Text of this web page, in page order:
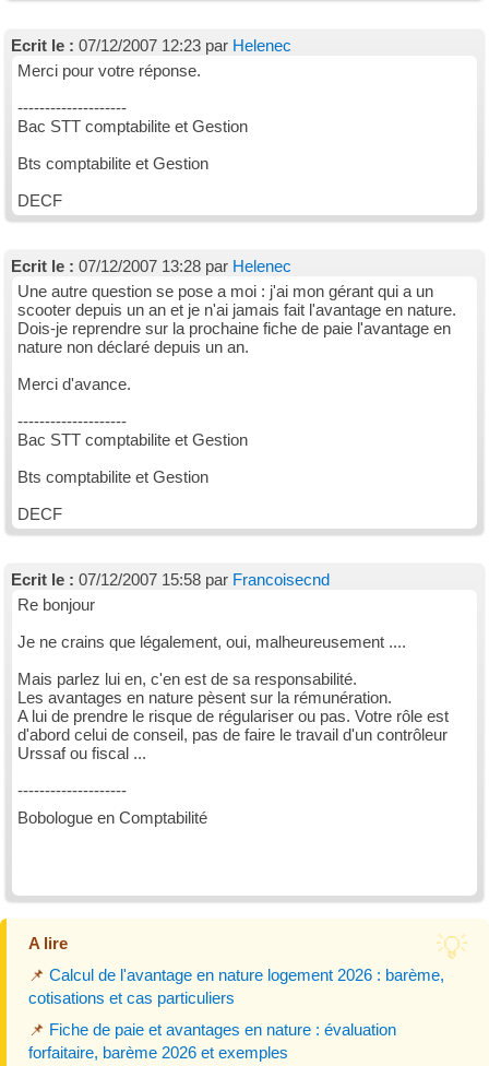
Ecrit le : 07/12/2007 12:23 par Helenec
Merci pour votre réponse.
--------------------
Bac STT comptabilite et Gestion
Bts comptabilite et Gestion
DECF
Ecrit le : 07/12/2007 13:28 par Helenec
Une autre question se pose a moi : j'ai mon gérant qui a un
scooter depuis un an et je n'ai jamais fait l'avantage en nature.
Dois-je reprendre sur la prochaine fiche de paie l'avantage en
nature non déclaré depuis un an.
Merci d'avance.
--------------------
Bac STT comptabilite et Gestion
Bts comptabilite et Gestion
DECF
Ecrit le : 07/12/2007 15:58 par Francoisecnd
Re bonjour
Je ne crains que légalement, oui, malheureusement ....
Mais parlez lui en, c'en est de sa responsabilité.
Les avantages en nature pèsent sur la rémunération.
A lui de prendre le risque de régulariser ou pas. Votre rôle est
d'abord celui de conseil, pas de faire le travail d'un contrôleur
Urssaf ou fiscal ...
--------------------
Bobologue en Comptabilité
A lire
📌 Calcul de l'avantage en nature logement 2026 : barème,
cotisations et cas particuliers
📌 Fiche de paie et avantages en nature : évaluation
forfaitaire, barème 2026 et exemples